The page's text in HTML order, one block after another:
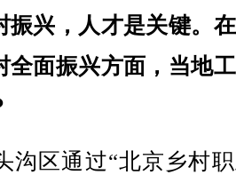
兴，人才是关键。
全面振兴方面，当地
区通过“北京乡村职